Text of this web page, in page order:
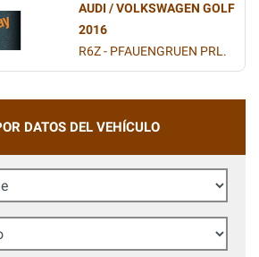
AUDI / VOLKSWAGEN GOLF
2016
R6Z - PFAUENGRUEN PRL.
DATOS DEL VEHÍCULO